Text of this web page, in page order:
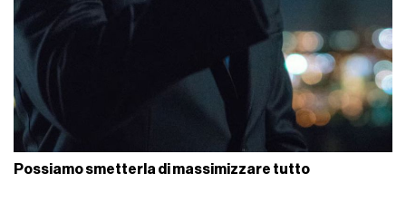
Possiamo smetterla di massimizzare tutto